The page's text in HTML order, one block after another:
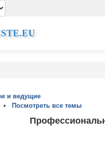
и ведущие
•
Посмотреть все темы